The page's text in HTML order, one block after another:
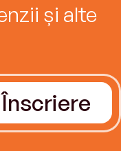
și alte
Înscriere